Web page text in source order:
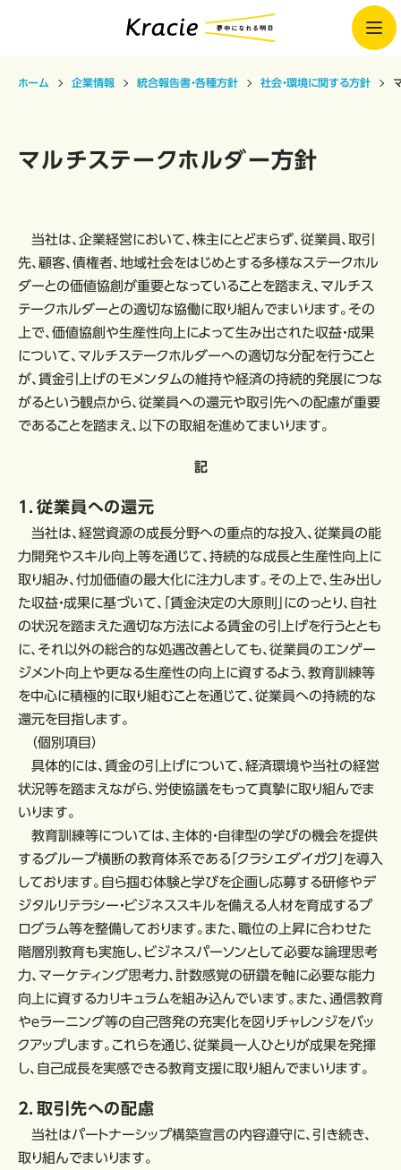
ホーム 企業情報 統合報告書・各種方針 社会・環境に関する方針
マルチステークホルダー方針
当社は、企業経営において、株主にとどまらず、従業員、取引
先、顧客、債権者、地域社会をはじめとする多様なステークホル
ダーとの価値協創が重要となっていることを踏まえ、マルチス
テークホルダーとの適切な協働に取り組んでまいります。その
上で、価値協創や生産性向上によって生み出された収益・成果
について、マルチステークホルダーへの適切な分配を行うこと
が、賃金引上げのモメンタムの維持や経済の持続的発展につな
がるという観点から、従業員への還元や取引先への配慮が重要
であることを踏まえ、以下の取組を進めてまいります。
記
１．従業員への還元
当社は、経営資源の成長分野への重点的な投入、従業員の能
力開発やスキル向上等を通じて、持続的な成長と生産性向上に
取り組み、付加価値の最大化に注力します。その上で、生み出し
た収益・成果に基づいて、「賃金決定の大原則」にのっとり、自社
の状況を踏まえた適切な方法による賃金の引上げを行うととも
に、それ以外の総合的な処遇改善としても、従業員のエンゲー
ジメント向上や更なる生産性の向上に資するよう、教育訓練等
を中心に積極的に取り組むことを通じて、従業員への持続的な
還元を目指します。
（個別項目）
具体的には、賃金の引上げについて、経済環境や当社の経営
状況等を踏まえながら、労使協議をもって真摯に取り組んでま
いります。
教育訓練等については、主体的・自律型の学びの機会を提供
するグループ横断の教育体系である「クラシエダイガク」を導入
しております。自ら掴む体験と学びを企画し応募する研修やデ
ジタルリテラシー・ビジネススキルを備える人材を育成するプ
ログラム等を整備しております。また、職位の上昇に合わせた
階層別教育も実施し、ビジネスパーソンとして必要な論理思考
力、マーケティング思考力、計数感覚の研鑽を軸に必要な能力
向上に資するカリキュラムを組み込んでいます。また、通信教育
やｅラーニング等の自己啓発の充実化を図りチャレンジをバッ
クアップします。これらを通じ、従業員一人ひとりが成果を発揮
し、自己成長を実感できる教育支援に取り組んでまいります。
２．取引先への配慮
当社はパートナーシップ構築宣言の内容遵守に、引き続き、
取り組んでまいります。